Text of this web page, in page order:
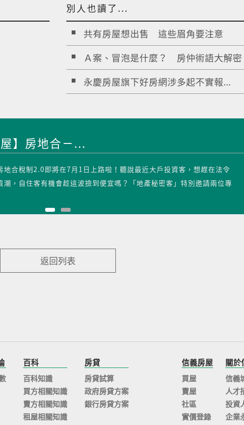
別人也讀了...
共有房屋想出售 這些眉角要注意
Ａ案、冒泡是什麼？ 房仲術語大解密
永慶房屋旗下好房網涉多起不實報...
】房地合ㄧ...
合稅制2.0即將在7月1日上路啦！聽說最近大戶投資客，想趕在法令
潮，自住客有機會趁這波撿到便宜嗎？「地產秘密客」特別邀請兩位專
返回列表
百科
百科知識
買方相關知識
賣方相關知識
租屋相關知識
房貸
房貸試算
政府房貸方案
銀行房貸方案
信義房屋
買屋
賣屋
社區
實價登錄
關於
信義
人才
投資
企業